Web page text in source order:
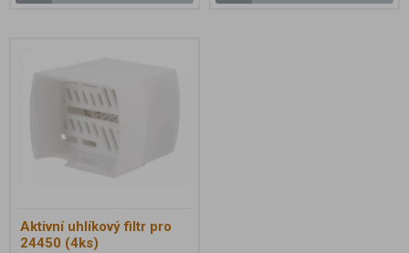
Aktivní uhlíkový filtr pro
24450 (4ks)